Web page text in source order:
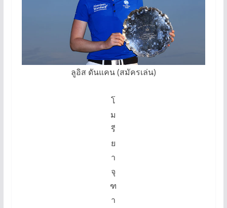
ลูอิส ดันแคน (สมัครเล่น)
โ
ม
รี
ย
า
จุ
ฑ
า